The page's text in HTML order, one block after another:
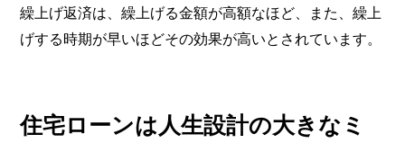
繰上げ返済は、繰上げる金額が高額なほど、また、繰上
げする時期が早いほどその効果が高いとされています。
住宅ローンは人生設計の大きなミ